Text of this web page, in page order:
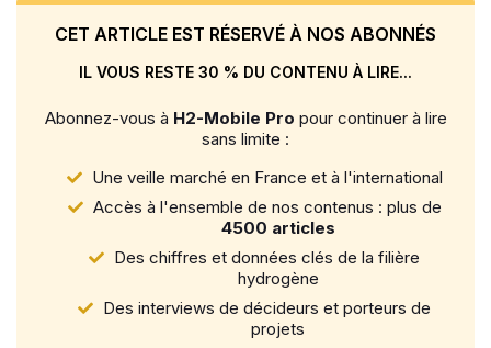
CET ARTICLE EST RÉSERVÉ À NOS ABONNÉS
IL VOUS RESTE 30 % DU CONTENU À LIRE...
Abonnez-vous à H2-Mobile Pro pour continuer à lire
sans limite :
Une veille marché en France et à l'international
Accès à l'ensemble de nos contenus : plus de
4500 articles
Des chiffres et données clés de la filière
hydrogène
Des interviews de décideurs et porteurs de
projets